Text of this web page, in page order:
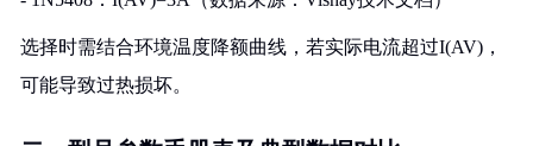
选择时需结合环境温度降额曲线，若实际电流超过I(AV)，
可能导致过热损坏。